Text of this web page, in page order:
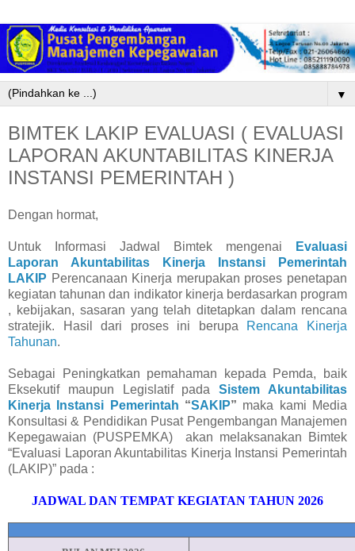
▼
BIMTEK LAKIP EVALUASI ( EVALUASI
LAPORAN AKUNTABILITAS KINERJA
INSTANSI PEMERINTAH )
Dengan hormat,
Untuk Informasi Jadwal Bimtek mengenai
Evaluasi
Laporan Akuntabilitas Kinerja Instansi Pemerintah
LAKIP Perencanaan Kinerja merupakan proses penetapan
kegiatan tahunan dan indikator kinerja berdasarkan program
, kebijakan, sasaran yang telah ditetapkan dalam rencana
stratejik. Hasil dari proses ini berupa Rencana Kinerja
Tahunan.
Sebagai Peningkatkan pemahaman kepada Pemda, baik
Eksekutif maupun Legislatif padaSistem Akuntabilitas
Kinerja Instansi Pemerintah “SAKIP” maka kami Media
Konsultasi & Pendidikan Pusat Pengembangan Manajemen
Kepegawaian (PUSPEMKA)
akan melaksanakan Bimtek
“Evaluasi Laporan Akuntabilitas Kinerja Instansi Pemerintah
(LAKIP)” pada :
JADWAL DAN TEMPAT KEGIATAN TAHUN 2026